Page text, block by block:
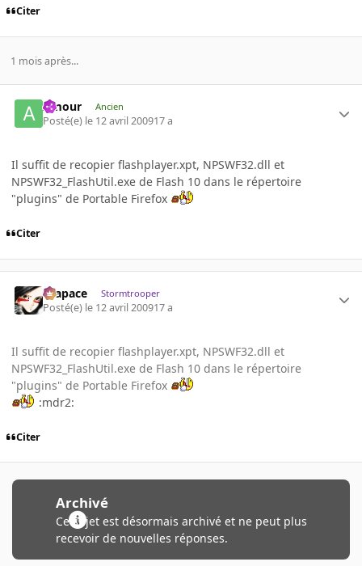
Citer
1 mois après...
Amour Ancien
Posté(e) le 12 avril 200917 a
Il suffit de recopier flashplayer.xpt, NPSWF32.dll et
NPSWF32_FlashUtil.exe de Flash 10 dans le répertoire
"plugins" de Portable Firefox
Citer
Krapace Stormtrooper
Posté(e) le 12 avril 200917 a
Il suffit de recopier flashplayer.xpt, NPSWF32.dll et
NPSWF32_FlashUtil.exe de Flash 10 dans le répertoire
"plugins" de Portable Firefox
:mdr2:
Citer
Archivé
Ce sujet est désormais archivé et ne peut plus
recevoir de nouvelles réponses.